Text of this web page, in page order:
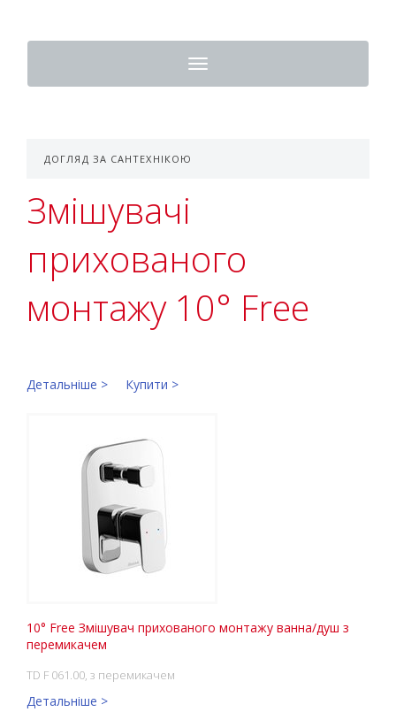
Toggle
navigation
ДОГЛЯД ЗА САНТЕХНІКОЮ
Змішувачі
прихованого
монтажу 10° Free
Детальніше > Купити >
10° Free Змішувач прихованого монтажу ванна/душ з
перемикачем
TD F 061.00, з перемикачем
Детальніше >